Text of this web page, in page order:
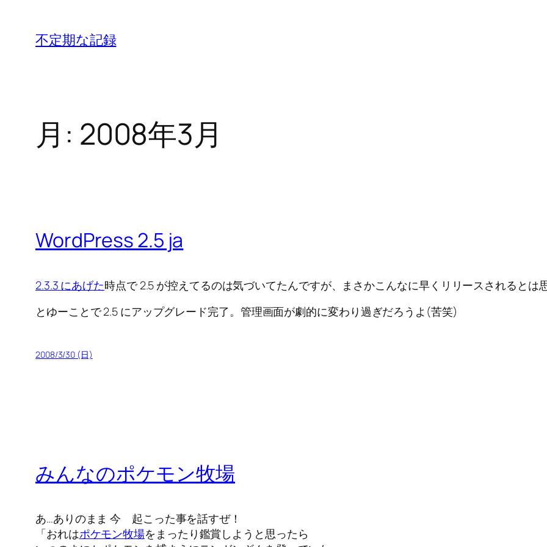
不定期な記録
月: 2008年3月
WordPress 2.5 ja
2.3.3 にあげた時点で 2.5 が控えてるのは気づいてたんですが、まさかこんなに早くリリースされるとは
とゆーことで 2.5 にアップグレード完了。管理画面が劇的に変わり過ぎだろうよ(苦笑)
2008/3/30 (日)
みんなのポケモン牧場
あ…ありのまま 今 起こった事を話すぜ！
「おれはポケモン牧場をまったり鑑賞しようと思ったら